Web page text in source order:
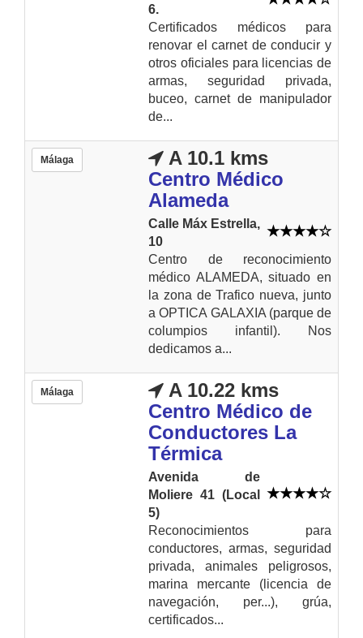
6.
Certificados médicos para
renovar el carnet de conducir y
otros oficiales para licencias de
armas, seguridad privada,
buceo, carnet de manipulador
de...
Málaga
A 10.1 kms
Centro Médico
Alameda
Calle Máx Estrella,
10
Centro de reconocimiento
médico ALAMEDA, situado en
la zona de Trafico nueva, junto
a OPTICA GALAXIA (parque de
columpios infantil). Nos
dedicamos a...
Málaga
A 10.22 kms
Centro Médico de
Conductores La
Térmica
Avenida de
Moliere 41 (Local
5)
Reconocimientos para
conductores, armas, seguridad
privada, animales peligrosos,
marina mercante (licencia de
navegación, per...), grúa,
certificados...